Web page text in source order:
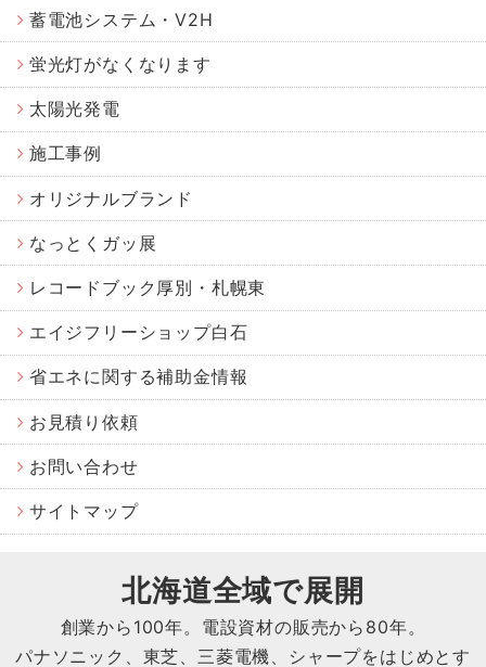
蓄電池システム・V2H
蛍光灯がなくなります
太陽光発電
施工事例
オリジナルブランド
なっとくガッ展
レコードブック厚別・札幌東
エイジフリーショップ白石
省エネに関する補助金情報
お見積り依頼
お問い合わせ
サイトマップ
北海道全域で展開
創業から 100年。電設資材の販売から 80年。
パナソニック、東芝、三菱電機、シャープをはじめとす